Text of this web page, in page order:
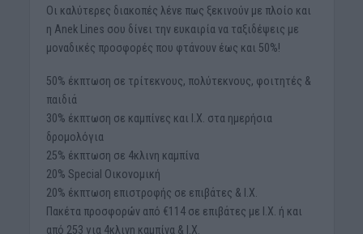
Οι καλύτερες διακοπές λένε πως ξεκινούν με πλοίο και
η Anek Lines σου δίνει την ευκαιρία να ταξιδέψεις με
μοναδικές προσφορές που φτάνουν έως και 50%!
50% έκπτωση σε τρίτεκνους, πολύτεκνους, φοιτητές &
παιδιά
30% έκπτωση σε καμπίνες και Ι.Χ. στα ημερήσια
δρομολόγια
25% έκπτωση σε 4κλινη καμπίνα
20% Special Οικονομική
20% έκπτωση επιστροφής σε επιβάτες & Ι.Χ.
Πακέτα προσφορών από €114 σε επιβάτες με Ι.Χ. ή και
από 253 για 4κλινη καμπίνα & Ι.Χ.